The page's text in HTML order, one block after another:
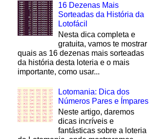
16 Dezenas Mais
Sorteadas da História da
Lotofácil
Nesta dica completa e
gratuita, vamos te mostrar
quais as 16 dezenas mais sorteadas
da história desta loteria e o mais
importante, como usar...
Lotomania: Dica dos
Números Pares e Ímpares
Neste artigo, daremos
dicas incríveis e
fantásticas sobre a loteria